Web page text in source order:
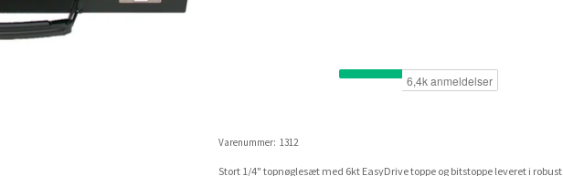
Varenummer: 1312
Stort 1/4" topnøglesæt med 6kt EasyDrive toppe og bitstoppe leveret i robust